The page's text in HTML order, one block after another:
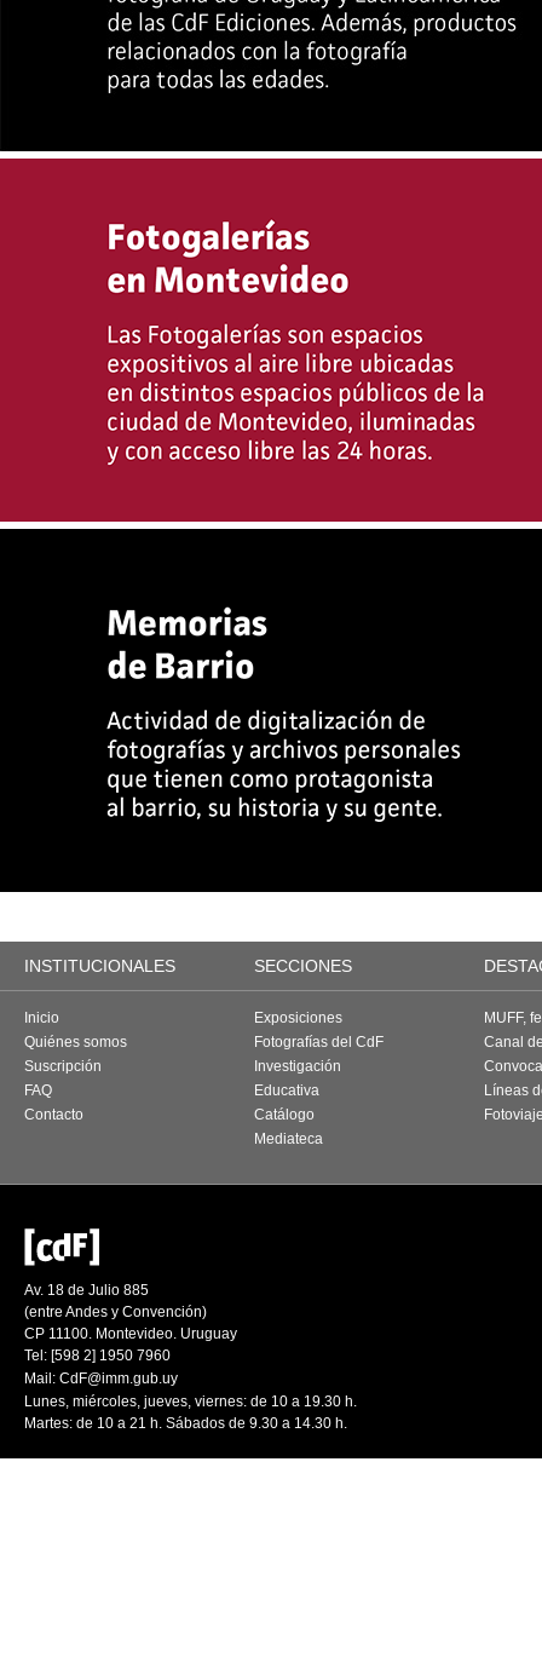
INSTITUCIONALES SECCIONES
Inicio
Quiénes somos
Suscripción
FAQ
Contacto
Exposiciones
Fotografías del CdF
Investigación
Educativa
Catálogo
Mediateca
MUFF,
Canal
Líneas
Av. 18 de Julio 885
(entre Andes y Convención)
CP 11100. Montevideo. Uruguay
Tel: [598 2] 1950 7960
Mail: CdF@imm.gub.uy
Lunes, miércoles, jueves, viernes: de 10 a 19.30 h.
Martes: de 10 a 21 h. Sábados de 9.30 a 14.30 h.